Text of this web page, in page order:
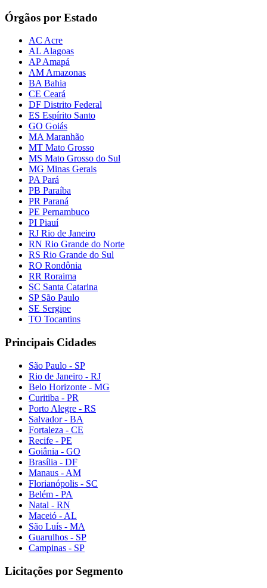
Órgãos por Estado
AC Acre
AL Alagoas
AP Amapá
AM Amazonas
BA Bahia
CE Ceará
DF Distrito Federal
ES Espírito Santo
GO Goiás
MA Maranhão
MT Mato Grosso
MS Mato Grosso do Sul
MG Minas Gerais
PA Pará
PB Paraíba
PR Paraná
PE Pernambuco
PI Piauí
RJ Rio de Janeiro
RN Rio Grande do Norte
RS Rio Grande do Sul
RO Rondônia
RR Roraima
SC Santa Catarina
SP São Paulo
SE Sergipe
TO Tocantins
Principais Cidades
São Paulo - SP
Rio de Janeiro - RJ
Belo Horizonte - MG
Curitiba - PR
Porto Alegre - RS
Salvador - BA
Fortaleza - CE
Recife - PE
Goiânia - GO
Brasília - DF
Manaus - AM
Florianópolis - SC
Belém - PA
Natal - RN
Maceió - AL
São Luís - MA
Guarulhos - SP
Campinas - SP
Licitações por Segmento